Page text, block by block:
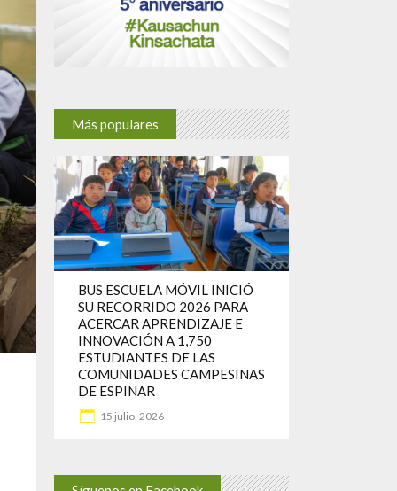
Más populares
BUS ESCUELA MÓVIL INICIÓ
SU RECORRIDO 2026 PARA
ACERCAR APRENDIZAJE E
INNOVACIÓN A 1,750
ESTUDIANTES DE LAS
COMUNIDADES CAMPESINAS
DE ESPINAR
15 julio, 2026